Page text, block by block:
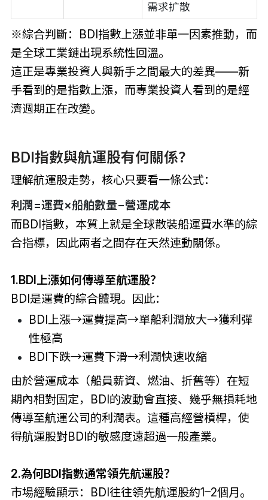
需求扩散
※綜合判斷：BDI指數上漲並非單一因素推動，而
是全球工業鏈出現系統性回溫。
這正是專業投資人與新手之間最大的差異——新
手看到的是指數上漲，而專業投資人看到的是經
濟週期正在改變。
BDI指數與航運股有何關係？
理解航運股走勢，核心只要看一條公式：
利潤=運費×船舶數量−營運成本
而BDI指數，本質上就是全球散裝船運費水準的綜
合指標，因此兩者之間存在天然連動關係。
1.BDI上漲如何傳導至航運股？
BDI是運費的綜合體現。因此：
BDI上漲→運費提高→單船利潤放大→獲利彈
性極高
BDI下跌→運費下滑→利潤快速收縮
由於營運成本（船員薪資、燃油、折舊等）在短
期內相對固定，BDI的波動會直接、幾乎無損耗地
傳導至航運公司的利潤表。這種高經營槓桿，使
得航運股對BDI的敏感度遠超過一般產業。
2.為何BDI指數通常領先航運股？
市場經驗顯示：BDI往往領先航運股約1–2個月。